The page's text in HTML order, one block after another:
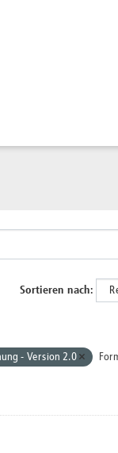
Sortieren nach
- Version 2.0